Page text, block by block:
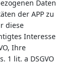
Daten
der APP zu
diese
Interesse
Ihre
1 lit. a DSGVO